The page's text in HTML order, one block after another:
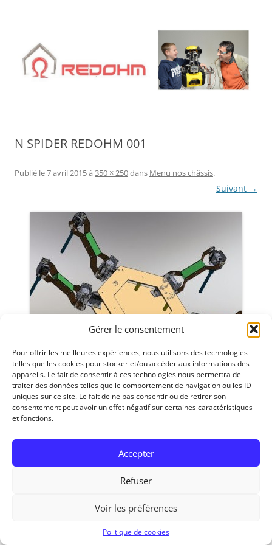
Gérer le consentement
Pour offrir les meilleures expériences, nous utilisons des technologies
telles que les cookies pour stocker et/ou accéder aux informations des
appareils. Le fait de consentir à ces technologies nous permettra de
traiter des données telles que le comportement de navigation ou les ID
uniques sur ce site. Le fait de ne pas consentir ou de retirer son
consentement peut avoir un effet négatif sur certaines caractéristiques
et fonctions.
Accepter
Refuser
Voir les préférences
Politique de cookies
N SPIDER REDOHM 001
Publié le7 avril 2015à 350 × 250dans Menu nos châssis.
Suivant →